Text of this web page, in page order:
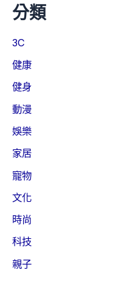
分類
3C
健康
健身
動漫
娛樂
家居
寵物
文化
時尚
科技
親子